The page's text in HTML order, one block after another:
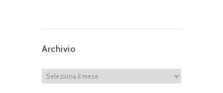
Archivio